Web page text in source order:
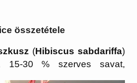
összetétele
(Hibiscus sabdariffa)
15-30 % szerves savat,